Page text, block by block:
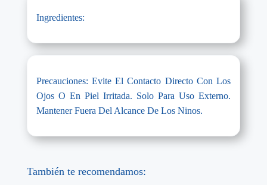
Ingredientes:
Precauciones: Evite El Contacto Directo Con Los
Ojos O En Piel Irritada. Solo Para Uso Externo.
Mantener Fuera Del Alcance De Los Ninos.
También te recomendamos: